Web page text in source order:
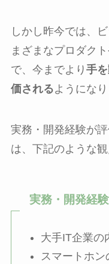
しかし昨今では、
まざまなプロダク
で、今までより 手
価されるようになり
実務・開発経験が
は、下記のような観
実務・開発経
大手IT企業の
スマートホ